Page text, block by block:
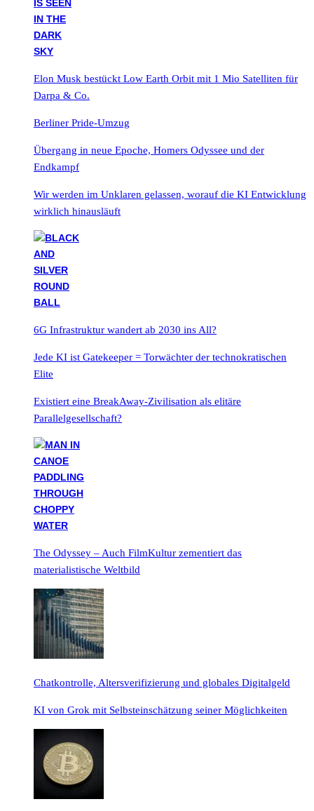
Elon Musk bestückt Low Earth Orbit mit 1 Mio Satelliten für
Darpa & Co.
Berliner Pride-Umzug
Übergang in neue Epoche, Homers Odyssee und der
Endkampf
Wir werden im Unklaren gelassen, worauf die KI Entwicklung
wirklich hinausläuft
6G Infrastruktur wandert ab 2030 ins All?
Jede KI ist Gatekeeper = Torwächter der technokratischen
Elite
Existiert eine BreakAway-Zivilisation als elitäre
Parallelgesellschaft?
The Odyssey – Auch FilmKultur zementiert das
materialistische Weltbild
Chatkontrolle, Altersverifizierung und globales Digitalgeld
KI von Grok mit Selbsteinschätzung seiner Möglichkeiten